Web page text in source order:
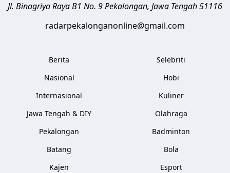
Jl. Binagriya Raya B1 No. 9Pekalongan, Jawa Tengah51116
radarpekalonganonline@gmail.com
Berita
Nasional
Internasional
Jawa Tengah & DIY
Pekalongan
Batang
Kajen
Selebriti
Hobi
Kuliner
Olahraga
Badminton
Bola
Esport